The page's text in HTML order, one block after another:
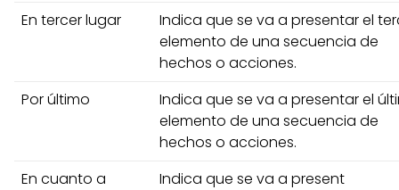
En tercer lugar
Indica que se va a presentar el
elemento de una secuencia de
hechos o acciones.
Por último
Indica que se va a presentar el
elemento de una secuencia de
hechos o acciones.
En cuanto a
Indica que se va a present